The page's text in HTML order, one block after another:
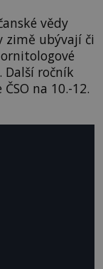
vědy
zimě ubývají či
Další ročník
na 10.-12.